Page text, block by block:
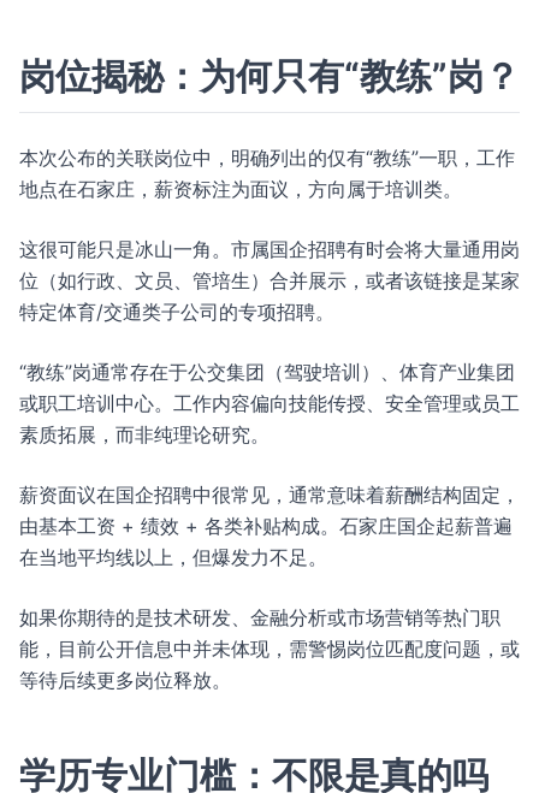
岗位揭秘：为何只有“教练”岗？
本次公布的关联岗位中，明确列出的仅有“教练”一职，工作
地点在石家庄，薪资标注为面议，方向属于培训类。
这很可能只是冰山一角。市属国企招聘有时会将大量通用岗
位（如行政、文员、管培生）合并展示，或者该链接是某家
特定体育/交通类子公司的专项招聘。
“教练”岗通常存在于公交集团（驾驶培训）、体育产业集团
或职工培训中心。工作内容偏向技能传授、安全管理或员工
素质拓展，而非纯理论研究。
薪资面议在国企招聘中很常见，通常意味着薪酬结构固定，
由基本工资 + 绩效 + 各类补贴构成。石家庄国企起薪普遍
在当地平均线以上，但爆发力不足。
如果你期待的是技术研发、金融分析或市场营销等热门职
能，目前公开信息中并未体现，需警惕岗位匹配度问题，或
等待后续更多岗位释放。
学历专业门槛：不限是真的吗